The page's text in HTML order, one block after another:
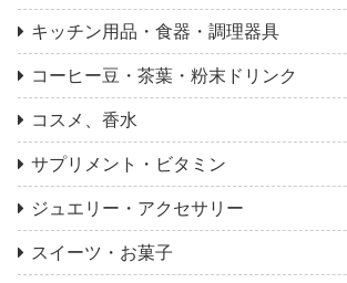
キッチン用品・食器・調理器具
コーヒー豆・茶葉・粉末ドリンク
コスメ、香水
サプリメント・ビタミン
ジュエリー・アクセサリー
スイーツ・お菓子